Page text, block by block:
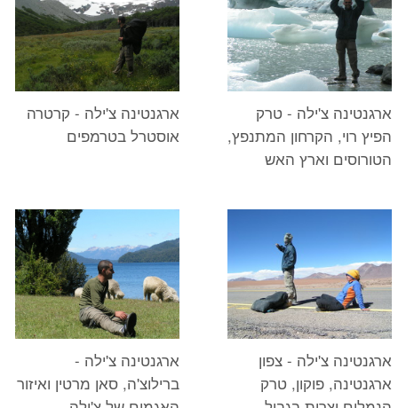
ארגנטינה צ'ילה - טרק
הפיץ רוי, הקרחון המתנפץ,
הטורוסים וארץ האש
ארגנטינה צ'ילה - קרטרה
אוסטרל בטרמפים
ארגנטינה צ'ילה - צפון
ארגנטינה, פוקון, טרק
ארגנטינה צ'ילה -
ברילוצ'ה, סאן מרטין ואיזור